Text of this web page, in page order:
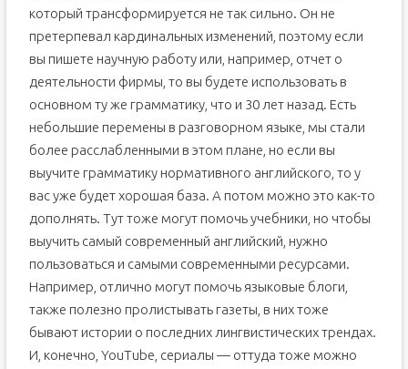
который трансформируется не так сильно. Он не
претерпевал кардинальных изменений, поэтому если
вы пишете научную работу или, например, отчет о
деятельности фирмы, то вы будете использовать в
основном ту же грамматику, что и 30 лет назад. Есть
небольшие перемены в разговорном языке, мы стали
более расслабленными в этом плане, но если вы
выучите грамматику нормативного английского, то у
вас уже будет хорошая база. А потом можно это как-то
дополнять. Тут тоже могут помочь учебники, но чтобы
выучить самый современный английский, нужно
пользоваться и самыми современными ресурсами.
Например, отлично могут помочь языковые блоги,
также полезно пролистывать газеты, в них тоже
бывают истории о последних лингвистических трендах.
И, конечно, YouTube, сериалы — оттуда тоже можно